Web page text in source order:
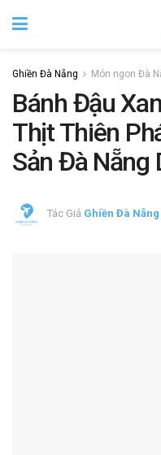
Ghiền Đà Nẵng Món ngon Đà
Bánh Đậu
Thịt Thiên
Sản Đà Nẵng
Tác Giả Ghiền Đà Nẵng